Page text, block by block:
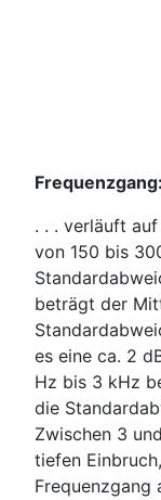
Frequenzgang:
. . . verläuft
von 150 bis
beträgt der
es eine ca. 2
Hz bis 3 kHz
die
Zwischen 3
tiefen
Frequenzgang